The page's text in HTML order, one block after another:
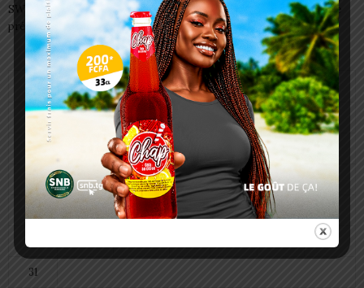
SWEDD+ Togo / ECOLE DE LA CHANCE : les maitres-artisans se
préparent à transmettre
août 2026
M M J V S D
1 2
5
10 11 12 13 14 15 16
17 18 19 21 22 23
30
31